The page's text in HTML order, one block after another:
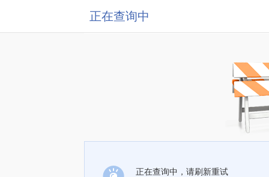
正在查询中
正在查询中，请刷新重试